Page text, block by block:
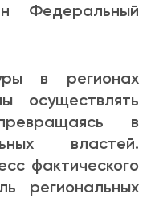
Федеральный
в регионах
осуществлять
в
властей.
фактического
региональных